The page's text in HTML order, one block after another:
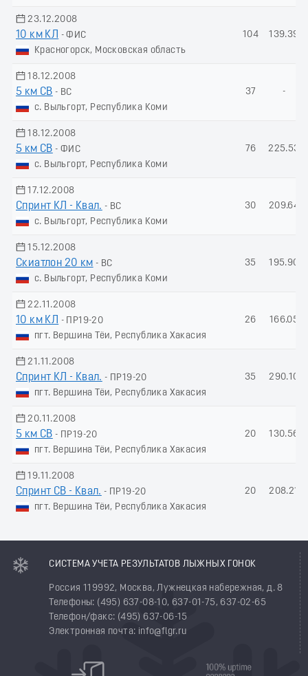
23.12.2008
10 км КЛ
- ФИС
Красногорск, Московская область
104 139.39
18.12.2008
5 км СВ - ВС
с. Выльгорт, Республика Коми
37 -
18.12.2008
5 км СВ - ФИС
с. Выльгорт, Республика Коми
76 225.53
17.12.2008
Спринт КЛ - Квал. - ВС
с. Выльгорт, Республика Коми
30 209.64
15.12.2008
Скиатлон 20 км - ВС
с. Выльгорт, Республика Коми
35 195.90
22.11.2008
10 км КЛ
- ПР19-20
пгт. Вершина Тёи, Республика Хакасия
26 166.05
21.11.2008
Спринт КЛ - Квал. - ПР19-20
пгт. Вершина Тёи, Республика Хакасия
35 290.10
20.11.2008
5 км СВ - ПР19-20
пгт. Вершина Тёи, Республика Хакасия
20 130.56
19.11.2008
Спринт СВ - Квал. - ПР19-20
пгт. Вершина Тёи, Республика Хакасия
20 208.21
СИСТЕМА УЧЕТА РЕЗУЛЬТАТОВ ЛЫЖНЫХ ГОНОК
Россия 119992, Москва, Лужнецкая набережная, д. 8
Телефоны: (495) 637-08-10, 637-01-75, 637-02-65
Телефон/факс: (495) 637-06-15
Электронная почта: info@flgr.ru